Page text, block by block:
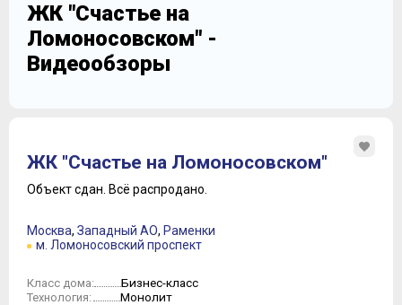
ЖК "Счастье на
Ломоносовском" -
Видеообзоры
ЖК "Счастье на Ломоносовском"
Объект сдан. Всё распродано.
Москва, Западный АО, Раменки
м. Ломоносовский проспект
Класс дома: Бизнес-класс
Технология: Монолит